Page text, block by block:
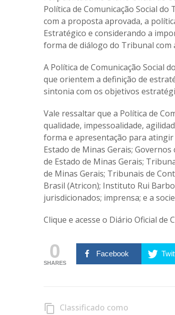
Política de Comunicação Social do
com a proposta aprovada, a
Estratégico e considerando a
forma de diálogo do Tribunal com
A Política de Comunicação Social
que orientem a definição de
sintonia com os objetivos
Vale ressaltar que a Política de
qualidade, impessoalidade,
forma e apresentação para
Estado de Minas Gerais;
de Estado de Minas Gerais;
de Minas Gerais; Tribunais de
Brasil (Atricon); Instituto Rui
jurisdicionados; imprensa; e a
Clique e acesse o Diário Oficial de
0
SHARES
Facebook
content_copy Classificado como